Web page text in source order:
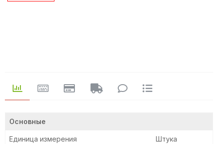
Основные
Единица измерения Штука